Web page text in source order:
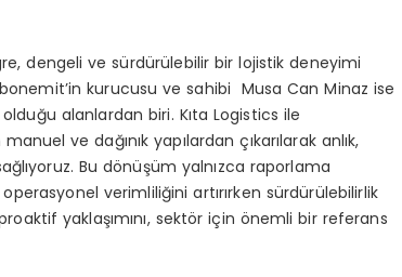
dengeli ve sürdürülebilir bir lojistik deneyimi
kurucusu ve sahibi Musa Can Minaz ise
alanlardan biri. Kıta Logistics ile
ve dağınık yapılardan çıkarılarak anlık,
Bu dönüşüm yalnızca raporlama
verimliliğini artırırken sürdürülebilirlik
yaklaşımını, sektör için önemli bir referans